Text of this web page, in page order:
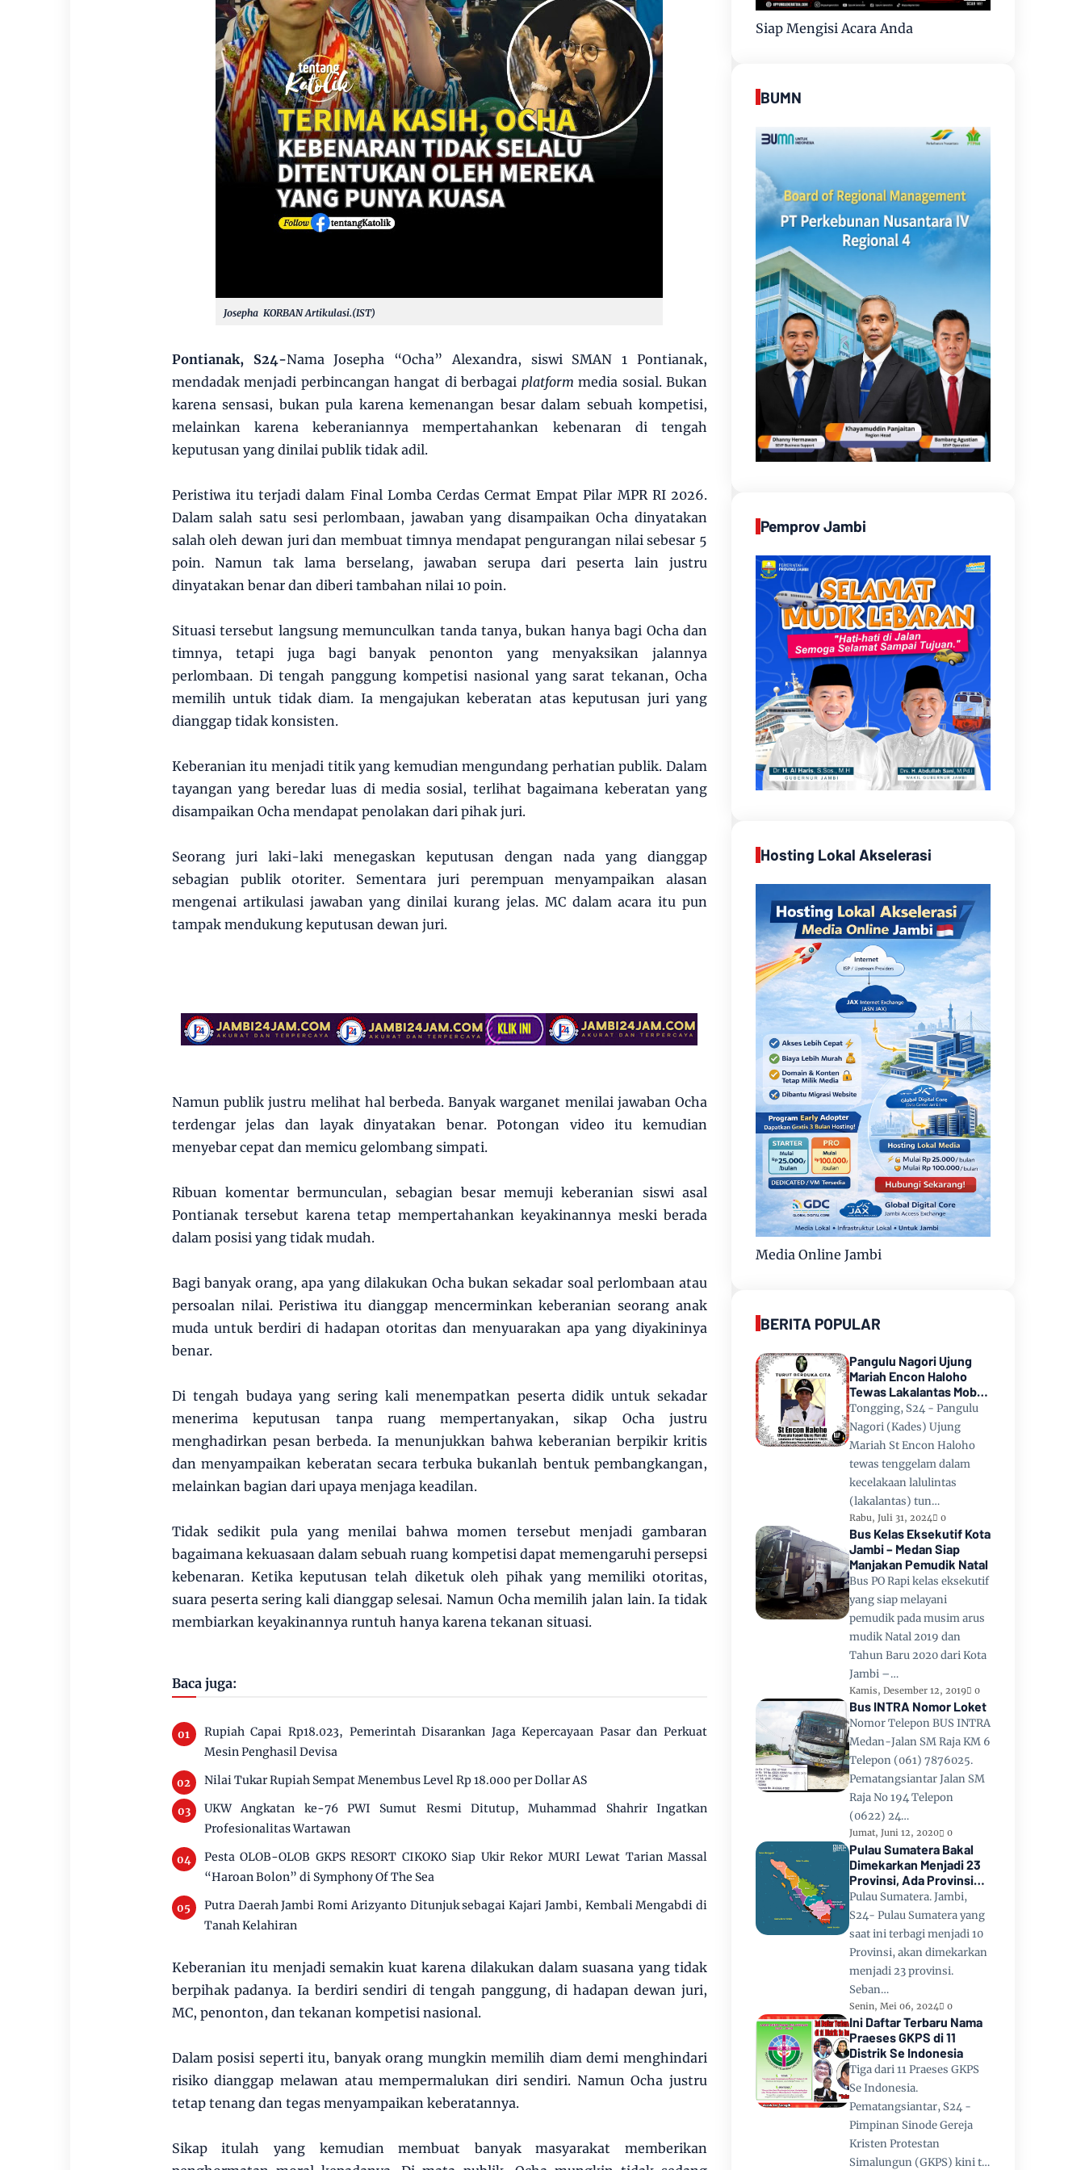
Josepha KORBAN Artikulasi.(IST)
Pontianak, S24-Nama Josepha “Ocha” Alexandra, siswi SMAN 1 Pontianak,
mendadak menjadi perbincangan hangat di berbagai platform media sosial. Bukan
karena sensasi, bukan pula karena kemenangan besar dalam sebuah kompetisi,
melainkan karena keberaniannya mempertahankan kebenaran di tengah
keputusan yang dinilai publik tidak adil.
Peristiwa itu terjadi dalam Final Lomba Cerdas Cermat Empat Pilar MPR RI 2026.
Dalam salah satu sesi perlombaan, jawaban yang disampaikan Ocha dinyatakan
salah oleh dewan juri dan membuat timnya mendapat pengurangan nilai sebesar 5
poin. Namun tak lama berselang, jawaban serupa dari peserta lain justru
dinyatakan benar dan diberi tambahan nilai 10 poin.
Situasi tersebut langsung memunculkan tanda tanya, bukan hanya bagi Ocha dan
timnya, tetapi juga bagi banyak penonton yang menyaksikan jalannya
perlombaan. Di tengah panggung kompetisi nasional yang sarat tekanan, Ocha
memilih untuk tidak diam. Ia mengajukan keberatan atas keputusan juri yang
dianggap tidak konsisten.
Keberanian itu menjadi titik yang kemudian mengundang perhatian publik. Dalam
tayangan yang beredar luas di media sosial, terlihat bagaimana keberatan yang
disampaikan Ocha mendapat penolakan dari pihak juri.
Seorang juri laki-laki menegaskan keputusan dengan nada yang dianggap
sebagian publik otoriter. Sementara juri perempuan menyampaikan alasan
mengenai artikulasi jawaban yang dinilai kurang jelas. MC dalam acara itu pun
tampak mendukung keputusan dewan juri.
Namun publik justru melihat hal berbeda. Banyak warganet menilai jawaban Ocha
terdengar jelas dan layak dinyatakan benar. Potongan video itu kemudian
menyebar cepat dan memicu gelombang simpati.
Ribuan komentar bermunculan, sebagian besar memuji keberanian siswi asal
Pontianak tersebut karena tetap mempertahankan keyakinannya meski berada
dalam posisi yang tidak mudah.
Bagi banyak orang, apa yang dilakukan Ocha bukan sekadar soal perlombaan atau
persoalan nilai. Peristiwa itu dianggap mencerminkan keberanian seorang anak
muda untuk berdiri di hadapan otoritas dan menyuarakan apa yang diyakininya
benar.
Di tengah budaya yang sering kali menempatkan peserta didik untuk sekadar
menerima keputusan tanpa ruang mempertanyakan, sikap Ocha justru
menghadirkan pesan berbeda. Ia menunjukkan bahwa keberanian berpikir kritis
dan menyampaikan keberatan secara terbuka bukanlah bentuk pembangkangan,
melainkan bagian dari upaya menjaga keadilan.
Tidak sedikit pula yang menilai bahwa momen tersebut menjadi gambaran
bagaimana kekuasaan dalam sebuah ruang kompetisi dapat memengaruhi persepsi
kebenaran. Ketika keputusan telah diketuk oleh pihak yang memiliki otoritas,
suara peserta sering kali dianggap selesai. Namun Ocha memilih jalan lain. Ia tidak
membiarkan keyakinannya runtuh hanya karena tekanan situasi.
Baca juga:
Rupiah Capai Rp18.023, Pemerintah Disarankan Jaga Kepercayaan Pasar dan Perkuat
Mesin Penghasil Devisa
Nilai Tukar Rupiah Sempat Menembus Level Rp 18.000 per Dollar AS
UKW Angkatan ke-76 PWI Sumut Resmi Ditutup, Muhammad Shahrir Ingatkan
Profesionalitas Wartawan
Pesta OLOB-OLOB GKPS RESORT CIKOKO Siap Ukir Rekor MURI Lewat Tarian Massal
“Haroan Bolon” di Symphony Of The Sea
Putra Daerah Jambi Romi Arizyanto Ditunjuk sebagai Kajari Jambi, Kembali Mengabdi di
Tanah Kelahiran
Keberanian itu menjadi semakin kuat karena dilakukan dalam suasana yang tidak
berpihak padanya. Ia berdiri sendiri di tengah panggung, di hadapan dewan juri,
MC, penonton, dan tekanan kompetisi nasional.
Dalam posisi seperti itu, banyak orang mungkin memilih diam demi menghindari
risiko dianggap melawan atau mempermalukan diri sendiri. Namun Ocha justru
tetap tenang dan tegas menyampaikan keberatannya.
Sikap itulah yang kemudian membuat banyak masyarakat memberikan
Siap Mengisi Acara Anda
BUMN
Pemprov Jambi
Hosting Lokal Akselerasi
Media Online Jambi
BERITA POPULAR
Pangulu Nagori Ujung
Mariah Encon Haloho
Tewas Lakalantas Mobil
Terjun ke Danau Toba di
Tongging
Tongging, S24 - Pangulu
Nagori (Kades) Ujung
Mariah St Encon Haloho
tewas tenggelam dalam
kecelakaan lalulintas
(lakalantas) tun…
Rabu, Juli 31, 2024 0
Bus Kelas Eksekutif Kota
Jambi – Medan Siap
Manjakan Pemudik Natal
Bus PO Rapi kelas eksekutif
yang siap melayani
pemudik pada musim arus
mudik Natal 2019 dan
Tahun Baru 2020 dari Kota
Jambi –…
Kamis, Desember 12, 2019 0
Bus INTRA Nomor Loket
Nomor Telepon BUS INTRA
Medan-Jalan SM Raja KM 6
Telepon (061) 7876025.
Pematangsiantar Jalan SM
Raja No 194 Telepon
(0622) 24…
Jumat, Juni 12, 2020 0
Pulau Sumatera Bakal
Dimekarkan Menjadi 23
Provinsi, Ada Provinsi
Toba Raya dan Provinsi
Tapanuli
Pulau Sumatera. Jambi,
S24- Pulau Sumatera yang
saat ini terbagi menjadi 10
Provinsi, akan dimekarkan
menjadi 23 provinsi.
Seban…
Senin, Mei 06, 2024 0
Ini Daftar Terbaru Nama
Praeses GKPS di 11
Distrik Se Indonesia
Tiga dari 11 Praeses GKPS
Se Indonesia.
Pematangsiantar, S24 -
Pimpinan Sinode Gereja
Kristen Protestan
Simalungun (GKPS) kini t…